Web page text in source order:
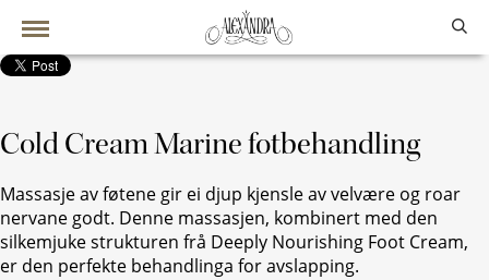
Cold Cream Marine fotbehandling
Massasje av føtene gir ei djup kjensle av velvære og roar
nervane godt. Denne massasjen, kombinert med den
silkemjuke strukturen frå Deeply Nourishing Foot Cream,
er den perfekte behandlinga for avslapping.